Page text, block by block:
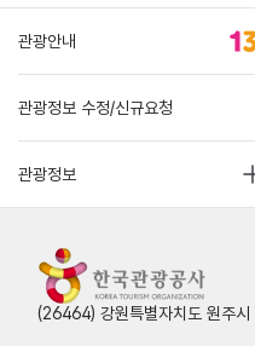
관광안내
관광정보 수정/신규요청
관광정보
(26464) 강원특별자치도 원주시